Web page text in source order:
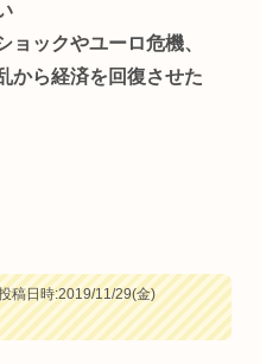
ックやユーロ危機、
から経済を回復させた
稿日時:2019/11/29(金)